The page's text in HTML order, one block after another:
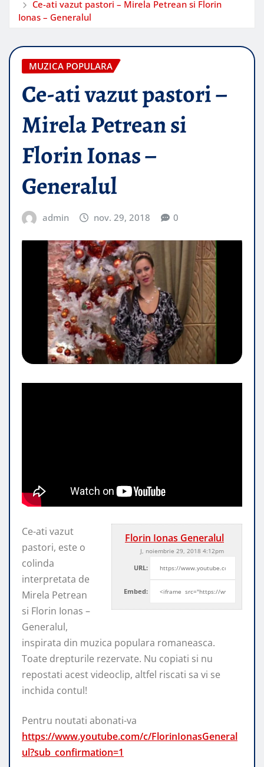
Ce-ati vazut pastori – Mirela Petrean si Florin
Ionas – Generalul
MUZICA POPULARA
Ce-ati vazut pastori –
Mirela Petrean si
Florin Ionas –
Generalul
admin nov. 29, 2018 0
Florin Ionas Generalul
J, noiembrie 29, 2018 4:12pm
URL:
Embed:
Ce-ati vazut
pastori, este o
colinda
interpretata de
Mirela Petrean
si Florin Ionas –
Generalul,
inspirata din muzica populara romaneasca.
Toate drepturile rezervate. Nu copiati si nu
repostati acest videoclip, altfel riscati sa vi se
inchida contul!
Pentru noutati abonati-va
https://www.youtube.com/c/FlorinIonasGeneral
ul?sub_confirmation=1